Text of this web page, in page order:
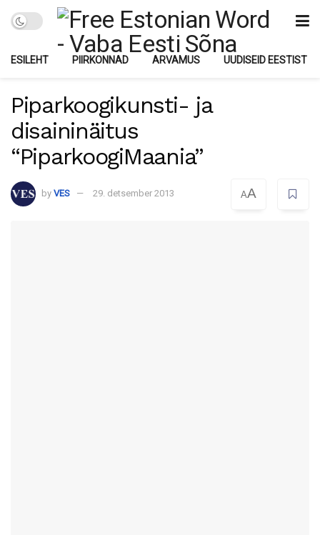
ESILEHT PIIRKONNAD ARVAMUS UUDISEID EESTIST
Piparkoogikunsti- ja
disaininäitus
“PiparkoogiMaania”
by VES 29. detsember 2013 AA